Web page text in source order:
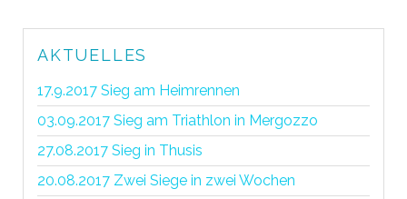
AKTUELLES
17.9.2017 Sieg am Heimrennen
03.09.2017 Sieg am Triathlon in Mergozzo
27.08.2017 Sieg in Thusis
20.08.2017 Zwei Siege in zwei Wochen